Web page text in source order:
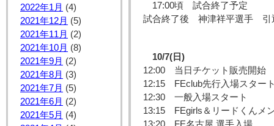
2022年1月 (4)
2021年12月 (5)
2021年11月 (2)
2021年10月 (8)
2021年9月 (2)
2021年8月 (3)
2021年7月 (5)
2021年6月 (2)
2021年5月 (4)
17:00頃 試合終了予定
試合終了後 神津祥平選手 引
10/7(日)
12:00 当日チケット販売開始
12:15 FEclub先行入場スター
12:30 一般入場スタート
13:15 FEgirls＆リードくんメ